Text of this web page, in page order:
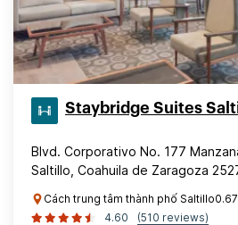
Staybridge Suites
Blvd. Corporativo No. 177
Saltillo, Coahuila de Zaragoza
Cách trung tâm thành phố
4.60
(510 reviews)